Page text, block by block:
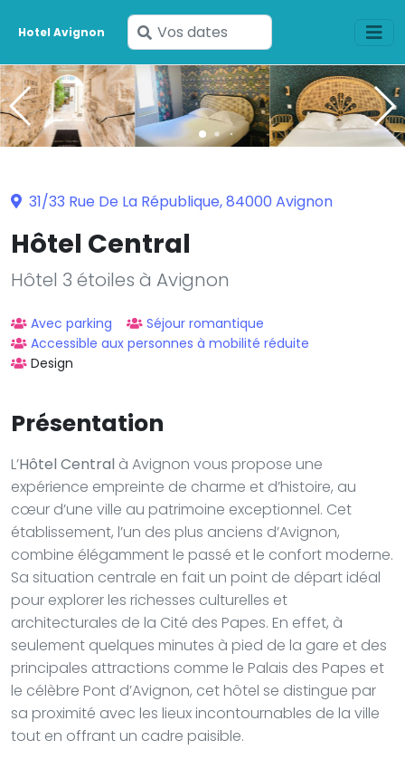
Hotel Avignon
Saisissez
vos
dates
31/33 Rue De La République, 84000 Avignon
Hôtel Central
Hôtel 3 étoiles à Avignon
Avec parking
Séjour romantique
Accessible aux personnes à mobilité réduite
Design
Présentation
L’Hôtel Central à Avignon vous propose une
expérience empreinte de charme et d’histoire, au
cœur d’une ville au patrimoine exceptionnel. Cet
établissement, l’un des plus anciens d’Avignon,
combine élégamment le passé et le confort moderne.
Sa situation centrale en fait un point de départ idéal
pour explorer les richesses culturelles et
architecturales de la Cité des Papes. En effet, à
seulement quelques minutes à pied de la gare et des
principales attractions comme le Palais des Papes et
le célèbre Pont d’Avignon, cet hôtel se distingue par
sa proximité avec les lieux incontournables de la ville
tout en offrant un cadre paisible.